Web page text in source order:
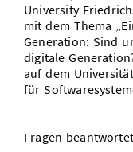
University
mit dem Thema
Generation: Sind
digitale
auf dem
für
Fragen